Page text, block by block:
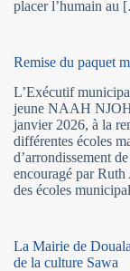
placer l’humain
Remise du paquet
L’Exécutif
jeune NAAH
janvier 2026, à la
différentes écoles
d’arrondissement
encouragé par
des écoles
La Mairie de
de la culture Sawa